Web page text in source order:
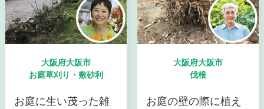
大阪府大阪市
お庭草刈り・敷砂利
お庭に生い茂った雑
大阪府大阪市
伐根
お庭の壁の際に植え